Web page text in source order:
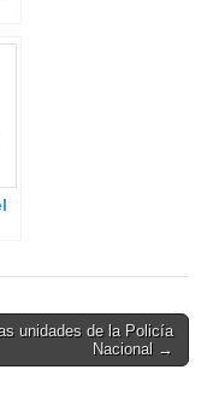
unidades de la Policía
Nacional →